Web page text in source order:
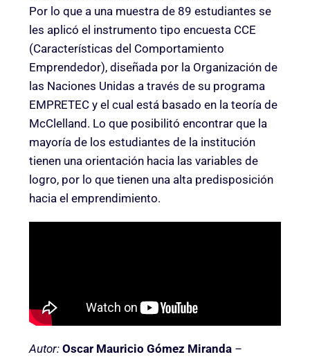
Por lo que a una muestra de 89 estudiantes se
les aplicó el instrumento tipo encuesta CCE
(Características del Comportamiento
Emprendedor), diseñada por la Organización de
las Naciones Unidas a través de su programa
EMPRETEC y el cual está basado en la teoría de
McClelland. Lo que posibilitó encontrar que la
mayoría de los estudiantes de la institución
tienen una orientación hacia las variables de
logro, por lo que tienen una alta predisposición
hacia el emprendimiento.
Autor: Oscar Mauricio Gómez Miranda –